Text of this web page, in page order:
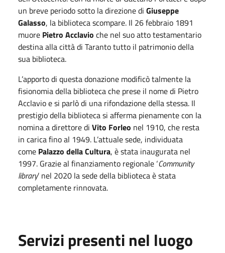
un breve periodo sotto la direzione di Giuseppe
Galasso, la biblioteca scompare. Il 26 febbraio 1891
muore Pietro Acclavio che nel suo atto testamentario
destina alla città di Taranto tutto il patrimonio della
sua biblioteca.
L’apporto di questa donazione modificò talmente la
fisionomia della biblioteca che prese il nome di Pietro
Acclavio e si parlò di una rifondazione della stessa. Il
prestigio della biblioteca si afferma pienamente con la
nomina a direttore di Vito Forleo nel 1910, che resta
in carica fino al 1949. L’attuale sede, individuata
come Palazzo della Cultura, è stata inaugurata nel
1997. Grazie al finanziamento regionale ‘Community
library’ nel 2020 la sede della biblioteca è stata
completamente rinnovata.
Servizi presenti nel luogo